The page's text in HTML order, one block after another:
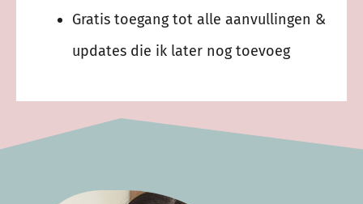
Gratis toegang tot alle aanvullingen &
updates die ik later nog toevoeg